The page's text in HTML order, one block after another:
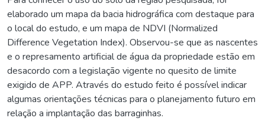
elaborado um mapa da bacia hidrográfica com destaque para
o local do estudo, e um mapa de NDVI (Normalized
Difference Vegetation Index). Observou-se que as nascentes
e o represamento artificial de água da propriedade estão em
desacordo com a legislação vigente no quesito de limite
exigido de APP. Através do estudo feito é possível indicar
algumas orientações técnicas para o planejamento futuro em
relação a implantação das barraginhas.